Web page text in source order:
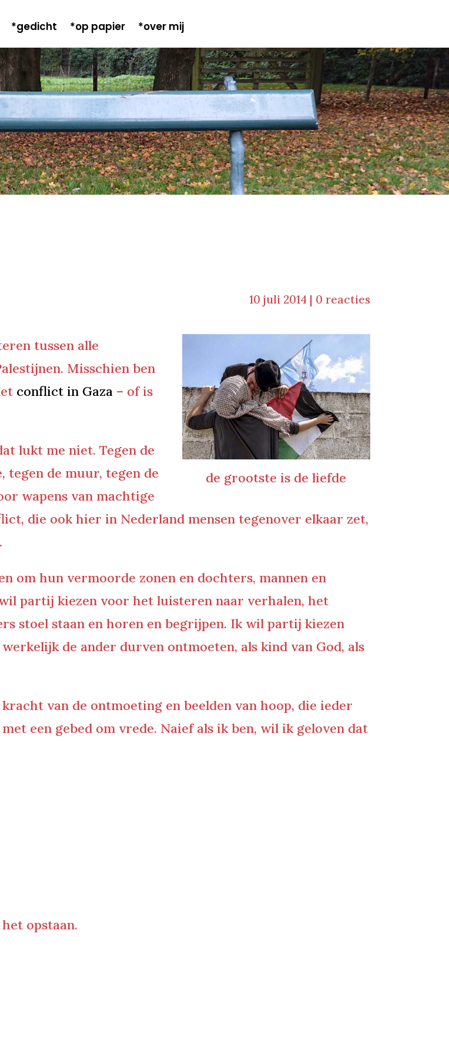
*gedicht *op papier *over mij
10 juli 2014| 0 reacties
de grootste is de liefde
tussen alle
Misschien ben
conflict in Gaza – of is
lukt me niet. Tegen de
tegen de muur, tegen de
wapens van machtige
die ook hier in Nederland mensen tegenover elkaar zet,
om hun vermoorde zonen en dochters, mannen en
partij kiezen voor het luisteren naar verhalen, het
stoel staan en horen en begrijpen. Ik wil partij kiezen
de ander durven ontmoeten, als kind van God, als
van de ontmoeting en beelden van hoop, die ieder
een gebed om vrede. Naief als ik ben, wil ik geloven dat
opstaan.